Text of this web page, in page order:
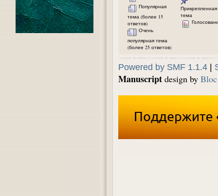
Популярная
тема (более 15
ответов)
Очень
популярная тема
(более 25 ответов)
Прикрепленная
тема
Powered by SMF 1.1.4 |
Manuscript design by Bloc